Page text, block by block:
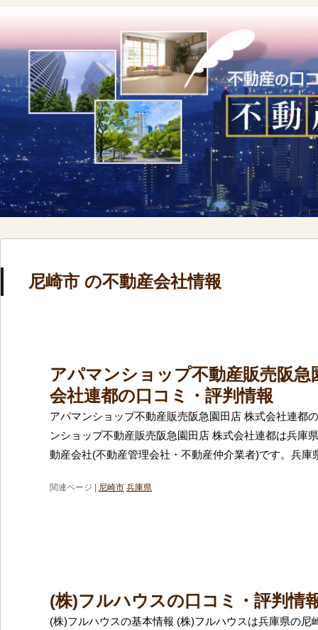
尼崎市 の不動産会社情報
アパマンショップ不動産販売阪急
会社連都の口コミ・評判情報
アパマンショップ不動産販売阪急園田店 株式会社連都
ンショップ不動産販売阪急園田店 株式会社連都は兵庫
動産会社(不動産管理会社・不動産仲介業者)です。兵庫
関連ページ | 尼崎市 兵庫県
(株)フルハウスの口コミ・評判情
(株)フルハウスの基本情報 (株)フルハウスは兵庫県の尼